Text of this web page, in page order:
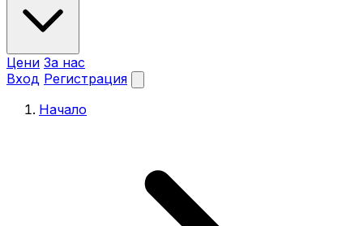
Цени За нас
Вход Регистрация
Начало